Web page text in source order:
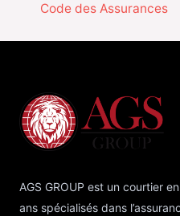
Code des Assurances
AGS GROUP est un courtier
ans spécialisés dans